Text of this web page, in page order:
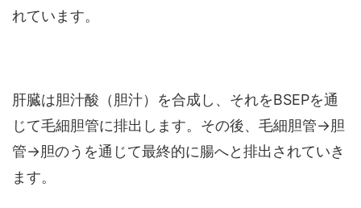
れています。
肝臓は胆汁酸（胆汁）を合成し、それをBSEPを通
じて毛細胆管に排出します。その後、毛細胆管→胆
管→胆のうを通じて最終的に腸へと排出されていき
ます。